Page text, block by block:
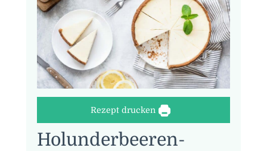
Rezept drucken
Holunderbeeren-